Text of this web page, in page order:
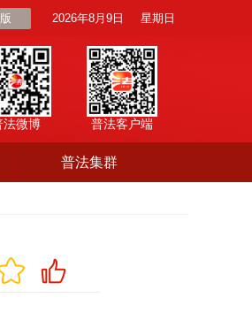
2026年8月9日 星期日
普法客户端
法微博
普法集群